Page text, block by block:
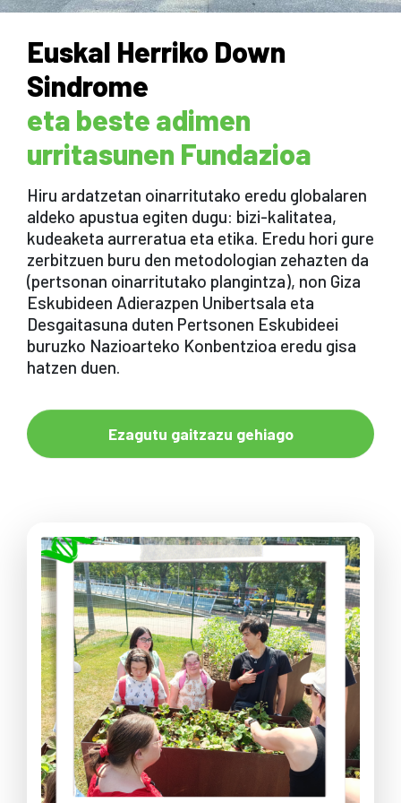
Euskal Herriko Down
Sindrome
eta beste adimen
urritasunen Fundazioa
Hiru ardatzetan oinarritutako eredu globalaren
aldeko apustua egiten dugu: bizi-kalitatea,
kudeaketa aurreratua eta etika. Eredu hori gure
zerbitzuen buru den metodologian zehazten da
(pertsonan oinarritutako plangintza), non Giza
Eskubideen Adierazpen Unibertsala eta
Desgaitasuna duten Pertsonen Eskubideei
buruzko Nazioarteko Konbentzioa eredu gisa
hatzen duen.
Ezagutu gaitzazu gehiago